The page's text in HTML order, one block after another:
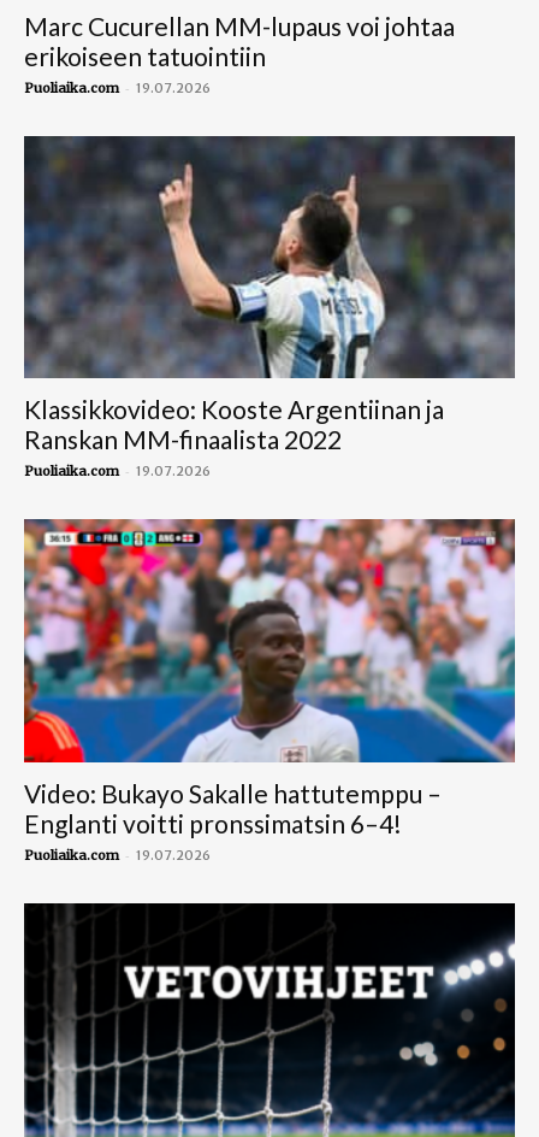
Marc Cucurellan MM-lupaus voi johtaa
erikoiseen tatuointiin
Puoliaika.com - 19.07.2026
Klassikkovideo: Kooste Argentiinan ja
Ranskan MM-finaalista 2022
Puoliaika.com - 19.07.2026
Video: Bukayo Sakalle hattutemppu –
Englanti voitti pronssimatsin 6–4!
Puoliaika.com - 19.07.2026